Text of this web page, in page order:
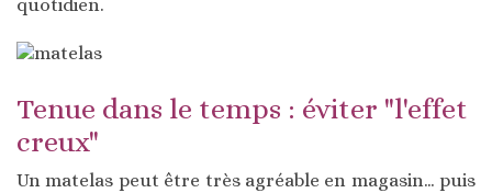
quotidien.
Tenue dans le temps : éviter "l'effet
creux"
Un matelas peut être très agréable en magasin… puis